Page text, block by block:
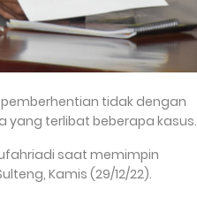
pemberhentian tidak dengan
yang terlibat beberapa kasus.
saat memimpin
Kamis (29/12/22).